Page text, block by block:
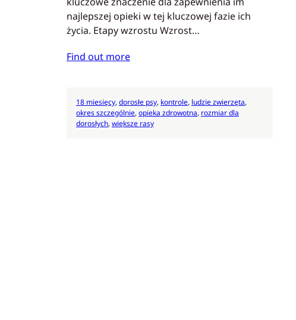
najlepszej opieki w tej kluczowej fazie ich
życia. Etapy wzrostu Wzrost…
Find out more
18 miesięcy, dorosłe psy, kontrole, ludzie zwierzęta
okres szczególnie, opieka zdrowotna, rozmiar dla
dorosłych, większe rasy